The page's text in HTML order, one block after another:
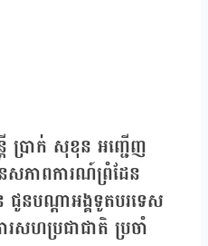
រី ប្រាក់ សុខុន អញ្ជើញ
ៃសភាពការណ៍ព្រំដែន
ជូនបណ្តាអង្គទូតបរទេស
រសហប្រជាជាតិ ប្រចាំ